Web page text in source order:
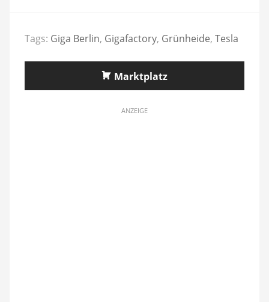
Tags: Giga Berlin, Gigafactory, Grünheide, Tesla
Marktplatz
ANZEIGE